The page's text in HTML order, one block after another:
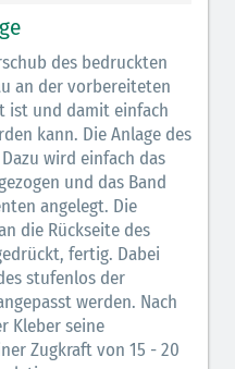
des bedruckten
an der vorbereiteten
ist und damit einfach
kann. Die Anlage des
wird einfach das
und das Band
angelegt. Die
die Rückseite des
fertig. Dabei
stufenlos der
werden. Nach
Kleber seine
Zugkraft von 15 - 20